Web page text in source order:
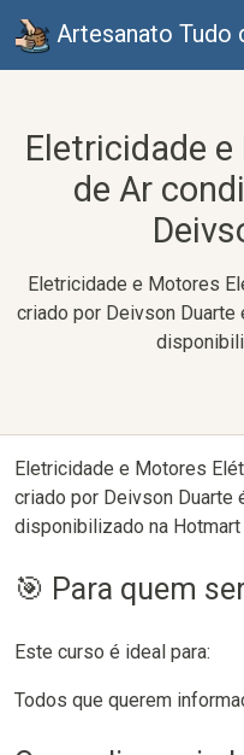
Artesanato Tudo
Eletricidade
de Ar
Eletricidade e Motores
criado por Deivson Duarte
Eletricidade e Motores
criado por Deivson Duarte
disponibilizado na Hotmart
🎯 Para quem
Este curso é ideal para:
Todos que querem